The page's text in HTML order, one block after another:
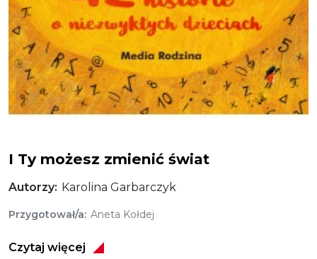
I Ty możesz zmienić świat
Autorzy Karolina Garbarczyk
Przygotował/a Aneta Kołdej
Czytaj więcej